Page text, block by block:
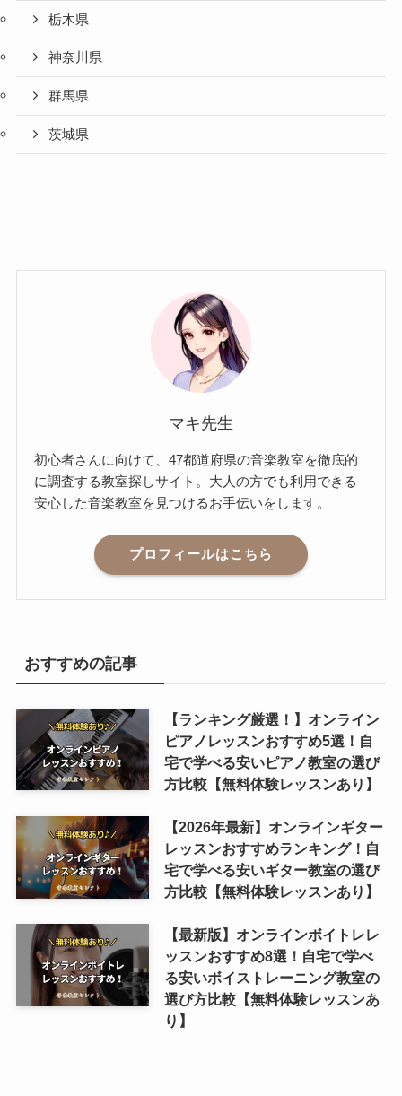
栃木県
神奈川県
群馬県
茨城県
マキ先生
初心者さんに向けて、47都道府県の音楽教室を徹底的
に調査する教室探しサイト。大人の方でも利用できる
安心した音楽教室を見つけるお手伝いをします。
プロフィールはこちら
おすすめの記事
【ランキング厳選！】オンライン
ピアノレッスンおすすめ5選！自
宅で学べる安いピアノ教室の選び
方比較【無料体験レッスンあり】
【2026年最新】オンラインギター
レッスンおすすめランキング！自
宅で学べる安いギター教室の選び
方比較【無料体験レッスンあり】
【最新版】オンラインボイトレレ
ッスンおすすめ8選！自宅で学べ
る安いボイストレーニング教室の
選び方比較【無料体験レッスンあ
り】